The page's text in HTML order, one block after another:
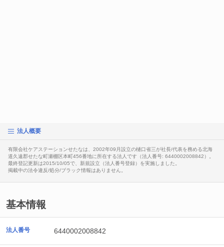
法人概要
有限会社ケアステーションせたなは、2002年09月設立の樋口省三が社長/代表を務める北海
道久遠郡せたな町瀬棚区本町456番地に所在する法人です（法人番号: 6440002008842）。
最終登記更新は2015/10/05で、新規設立（法人番号登録）を実施しました。
掲載中の法令違反/処分/ブラック情報はありません。
基本情報
法人番号 6440002008842